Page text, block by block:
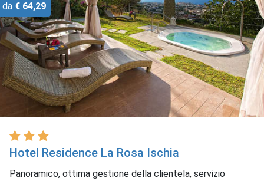
da € 64,29
Hotel Residence La Rosa Ischia
Panoramico, ottima gestione della clientela, servizio